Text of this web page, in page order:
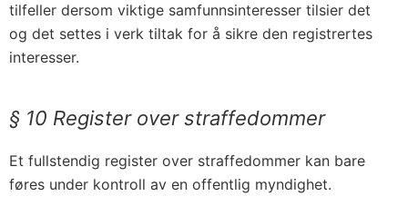
tilfeller dersom viktige samfunnsinteresser tilsier det
og det settes i verk tiltak for å sikre den registrertes
interesser.
§ 10 Register over straffedommer
Et fullstendig register over straffedommer kan bare
føres under kontroll av en offentlig myndighet.